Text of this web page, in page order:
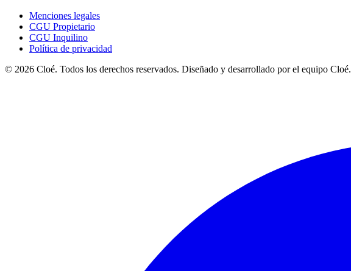
Menciones legales
CGU Propietario
CGU Inquilino
Política de privacidad
© 2026 Cloé. Todos los derechos reservados. Diseñado y desarrollado por el equipo Cloé.